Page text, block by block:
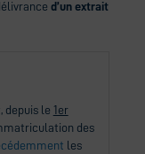
d’un extrait
depuis le 1er
des
les